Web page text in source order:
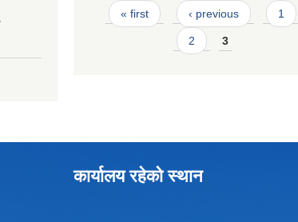
Pages
« first ‹ previous 1
2 3
कार्यालय रहेको स्थान